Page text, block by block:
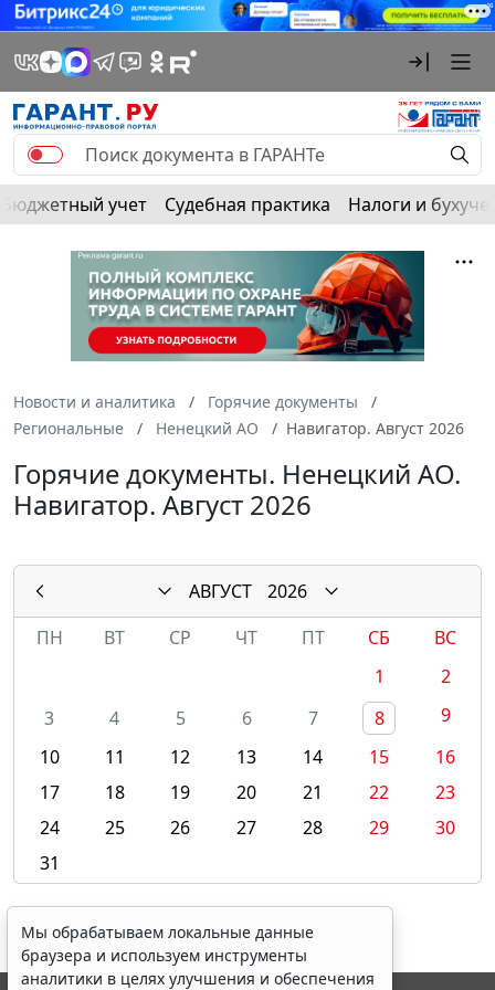
Бюджетный учет Судебная практика Налоги и
Новости и аналитика
Горячие документы
Региональные
Ненецкий АО Навигатор. Август 2026
Горячие документы. Ненецкий АО.
Навигатор. Август 2026
АВГУСТ
2026
ПН
ВТ СР ЧТ ПТ СБ
ВС
1
2
3
4 5 6 7 8
9
10
11 12 13 14 15
16
17
18 19 20 21 22
23
24
25 26 27 28 29
30
31
Мы обрабатываем локальные данные
браузера и используем инструменты
аналитики в целях улучшения и обеспечения